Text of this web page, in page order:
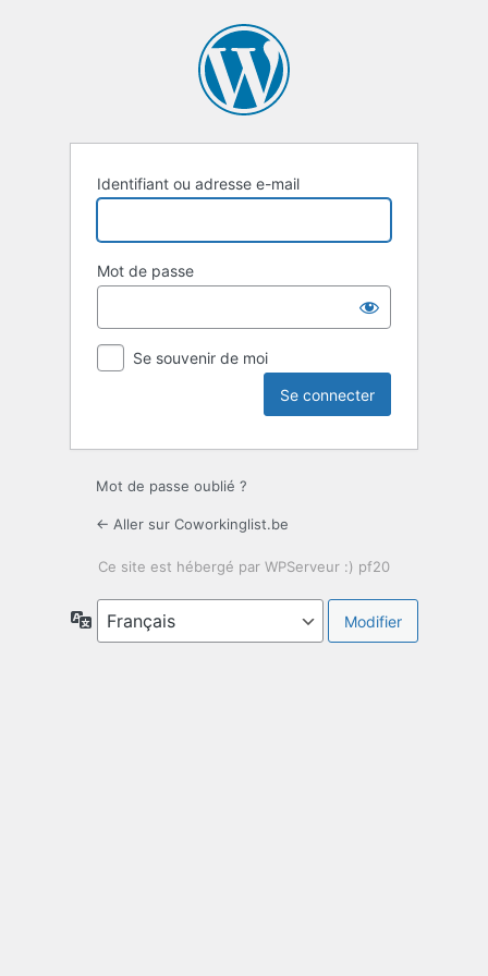
Identifiant ou adresse e-mail
Mot de passe
Se souvenir de moi
Mot de passe oublié ?
← Aller sur Coworkinglist.be
Langue